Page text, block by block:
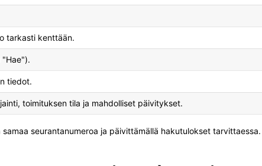
tarkasti kenttään.
tiedot.
toimituksen tila ja mahdolliset päivitykset.
seurantanumeroa ja päivittämällä hakutulokset tarvittaessa.